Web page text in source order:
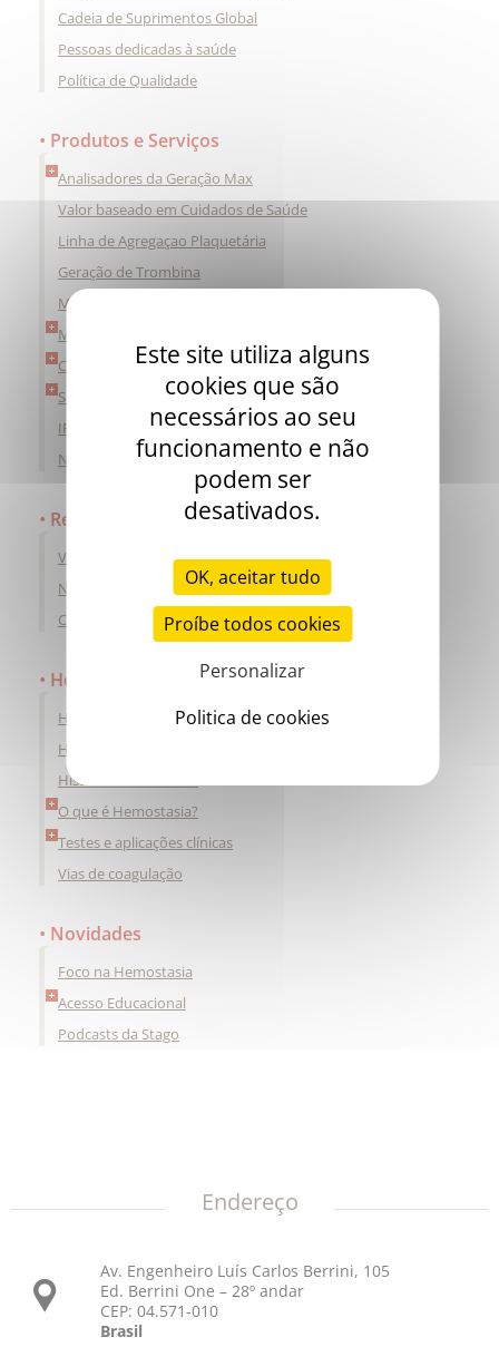
Cadeia de Suprimentos Global
Pessoas dedicadas à saúde
Política de Qualidade
Produtos e Serviços
Analisadores da Geração Max
Valor baseado em Cuidados de Saúde
Linha de Agregaçao Plaquetária
Geração de Trombina
MyOptiLab
My Quality Solutions
Catálogos
Serviço ao Cliente
IFU & SDS
Novos produtos
Recursos Humanos
Vagas em aberto
Nossas Ações
Cadastre seu curriculum
Hemostasia
História da Coagulação
História da Trombose
História da Hemofilia
O que é Hemostasia?
Testes e aplicações clínicas
Vias de coagulação
Novidades
Foco na Hemostasia
Acesso Educacional
Podcasts da Stago
Endereço
Av. Engenheiro Luís Carlos Berrini, 105
Ed. Berrini One – 28º andar
CEP: 04.571-010
Brasil
Este site utiliza alguns
cookies que são
necessários ao seu
funcionamento e não
podem ser
desativados.
OK, aceitar tudo
Proíbe todos cookies
Personalizar
Politica de cookies